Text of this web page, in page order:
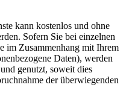
kann kostenlos und ohne
Sofern Sie bei einzelnen
im Zusammenhang mit Ihrem
Daten), werden
genutzt, soweit dies
der überwiegenden